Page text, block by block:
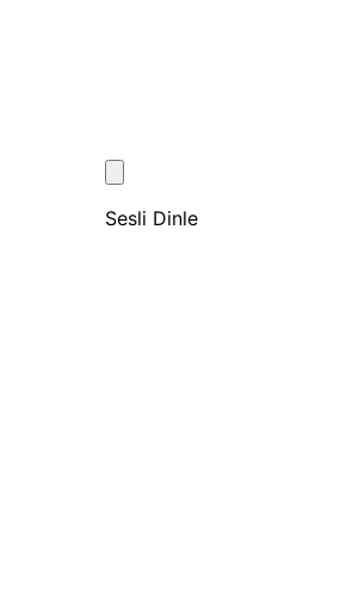
Sesli Dinle